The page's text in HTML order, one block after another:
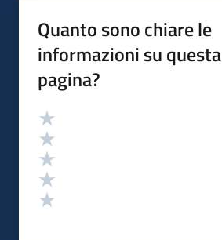
Quanto sono chiare le
informazioni su questa
pagina?
Valutazione